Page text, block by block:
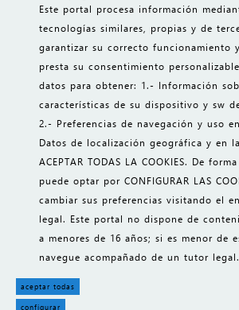
Este portal procesa información
tecnologías similares, propias y de
garantizar su correcto funcionamiento
presta su consentimiento
datos para obtener: 1.- Información
características de su dispositivo y sw
2.- Preferencias de navegación y uso
Datos de localización geográfica y en
ACEPTAR TODAS LA COOKIES. De
puede optar por CONFIGURAR LAS
cambiar sus preferencias visitando el
legal. Este portal no dispone de
a menores de 16 años; si es menor de
navegue acompañado de un tutor legal.
aceptar todas
configurar
desarrollo web flexible y
capacidad para lograr el sw
que necesitas.
CONTACTO
INFO LEGAL
fotos Pexels|| iconos 8
SHOP || TPV || CRM || MIS ||